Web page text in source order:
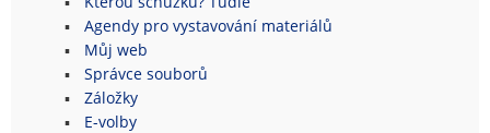
Agendy pro vystavování materiálů
Můj web
Správce souborů
Záložky
E-volby